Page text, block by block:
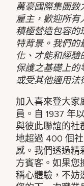
萬豪國際集團致
雇主，歡迎所有
積極營造包容的
特背景。我們的
化、才能和經驗
保護之基礎上的
或受其他適用法
加入喜來登大家
員。自 1937 年
與彼此聯誼的社
地超過 400 個
感。我們透過精
方賓客。如果您
稱心體驗，不妨